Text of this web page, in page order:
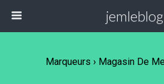
jemleblog
Marqueurs › Magasin De